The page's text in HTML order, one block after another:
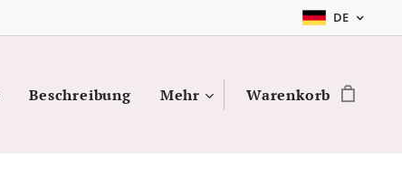
DE
Beschreibung Mehr Warenkorb